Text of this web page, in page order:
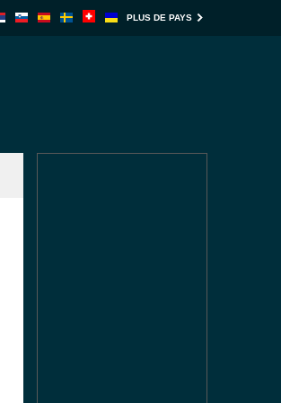
PLUS DE PAYS